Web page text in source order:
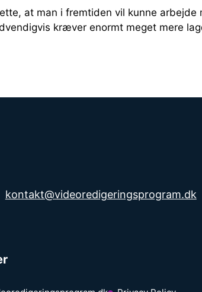
at man i fremtiden vil kunne arbejde
kræver enormt meget mere
kontakt@videoredigeringsprogram.dk